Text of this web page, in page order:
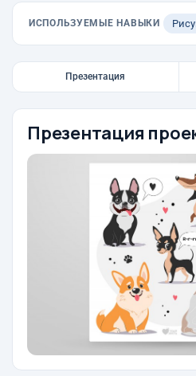
ИСПОЛЬЗУЕМЫЕ НАВЫКИ
Презентация
Презентация